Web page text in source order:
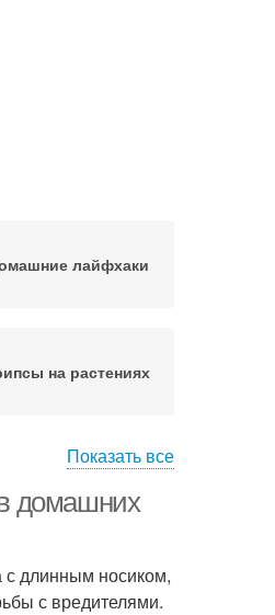
лайфхаки
на растениях
Показать все
домашних
с длинным носиком,
с вредителями.